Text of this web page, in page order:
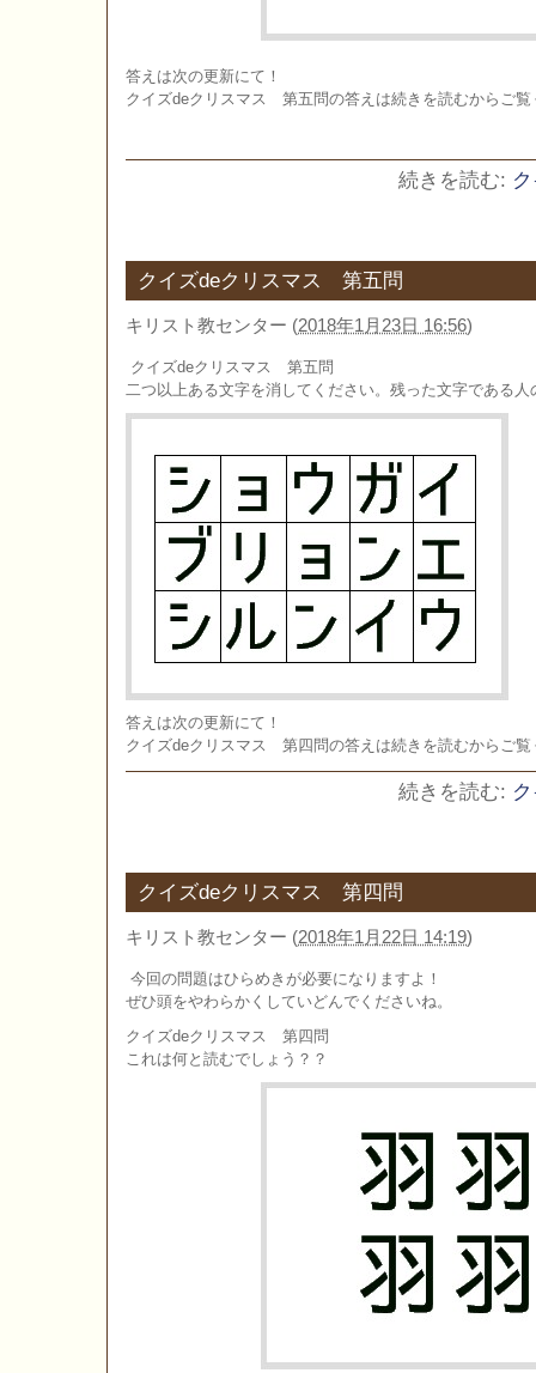
答えは次の更新にて！
クイズdeクリスマス 第五問の答えは続きを読むからご覧
続きを読む:
クイズdeクリスマス 第五問
キリスト教センター (2018年1月23日 16:56)
クイズdeクリスマス 第五問
二つ以上ある文字を消してください。残った文字である
答えは次の更新にて！
クイズdeクリスマス 第四問の答えは続きを読むからご覧
続きを読む:
クイズdeクリスマス 第四問
キリスト教センター (2018年1月22日 14:19)
今回の問題はひらめきが必要になりますよ！
ぜひ頭をやわらかくしていどんでくださいね。
クイズdeクリスマス 第四問
これは何と読むでしょう？？